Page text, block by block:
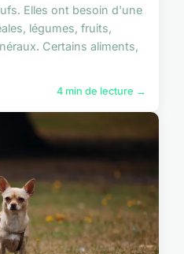
Elles ont besoin d'une
légumes, fruits,
Certains aliments,
4 min de lecture →